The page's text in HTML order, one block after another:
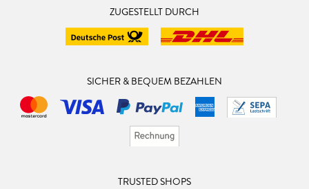
ZUGESTELLT DURCH
SICHER & BEQUEM BEZAHLEN
TRUSTED SHOPS